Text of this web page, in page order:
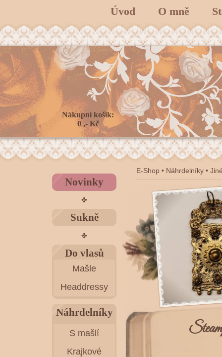
Úvod O mně
Nákupní košík:
0 ,- Kč
Novinky
✤
Sukně
✤
Do vlasů
Mašle
Headdressy
Náhrdelníky
S mašlí
Krajkové
E-Shop • Náhrdelníky •